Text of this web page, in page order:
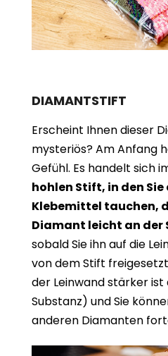
DIAMANTSTIFT
Erscheint Ihnen dieser
mysteriös? Am Anfang
Gefühl. Es handelt sich
hohlen Stift, in den Sie
Klebemittel tauchen,
Diamant leicht an der
sobald Sie ihn auf die
von dem Stift
der Leinwand stärker ist
Substanz) und Sie
anderen Diamanten